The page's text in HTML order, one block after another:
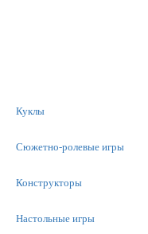
Куклы
Сюжетно-ролевые игры
Конструкторы
Настольные игры